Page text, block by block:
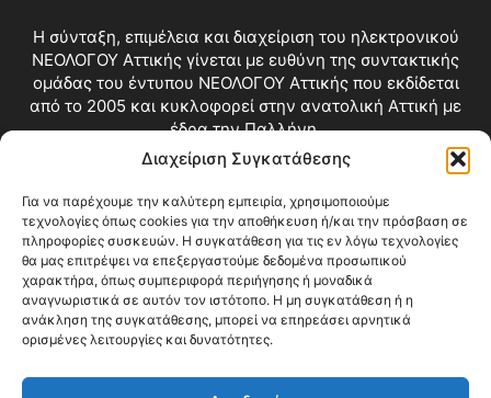
Διαχείριση Συγκατάθεσης
Για να παρέχουμε την καλύτερη εμπειρία, χρησιμοποιούμε
τεχνολογίες όπως cookies για την αποθήκευση ή/και την πρόσβαση σε
πληροφορίες συσκευών. Η συγκατάθεση για τις εν λόγω τεχνολογίες
θα μας επιτρέψει να επεξεργαστούμε δεδομένα προσωπικού
χαρακτήρα, όπως συμπεριφορά περιήγησης ή μοναδικά
αναγνωριστικά σε αυτόν τον ιστότοπο. Η μη συγκατάθεση ή η
ανάκληση της συγκατάθεσης, μπορεί να επηρεάσει αρνητικά
ορισμένες λειτουργίες και δυνατότητες.
Η σύνταξη, επιμέλεια και διαχείριση του ηλεκτρονικού
ΝΕΟΛΟΓΟΥ Αττικής γίνεται με ευθύνη της συντακτικής
ομάδας του έντυπου ΝΕΟΛΟΓΟΥ Αττικής που εκδίδεται
από το 2005 και κυκλοφορεί στην ανατολική Αττική με
έδρα την Παλλήνη.
Επικοινωνία:info@neologosattikis.gr
ΑΚΟΛΟΥΘΗΣΕ ΜΑΣ